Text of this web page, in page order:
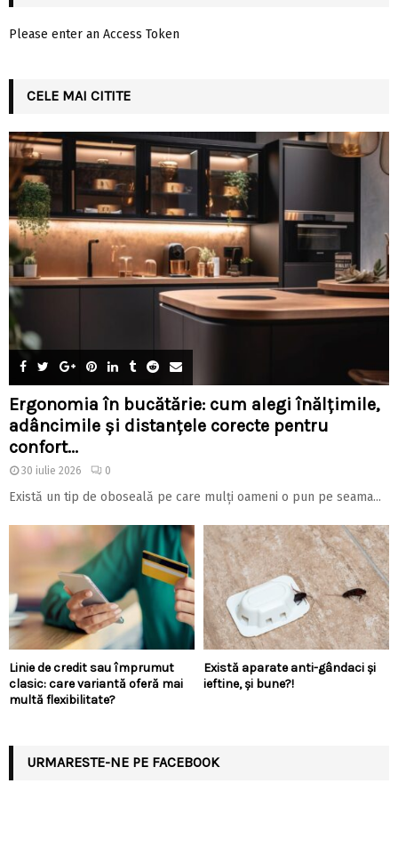
Please enter an Access Token
CELE MAI CITITE
Ergonomia în bucătărie: cum alegi înălțimile,
adâncimile și distanțele corecte pentru
confort...
30 iulie 2026 0
Există un tip de oboseală pe care mulți oameni o pun pe seama...
Linie de credit sau împrumut
clasic: care variantă oferă mai
multă flexibilitate?
Există aparate anti-gândaci și
ieftine, și bune?!
URMARESTE-NE PE FACEBOOK